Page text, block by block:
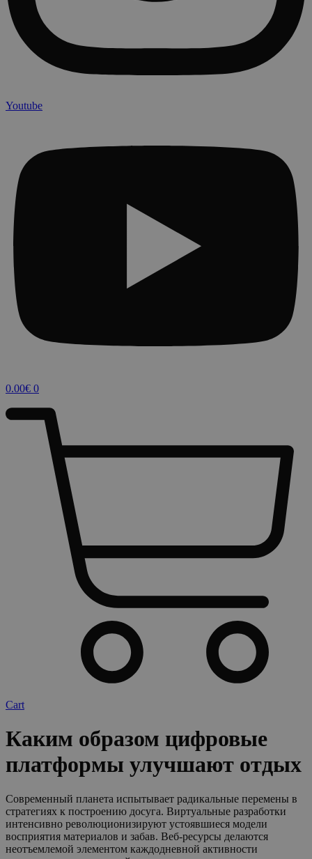
Youtube
0.00€ 0
Cart
Каким образом цифровые
платформы улучшают отдых
Современный планета испытывает радикальные перемены в
стратегиях к построению досуга. Виртуальные разработки
интенсивно революционизируют устоявшиеся модели
восприятия материалов и забав. Веб-ресурсы делаются
неотъемлемой элементом каждодневной активности